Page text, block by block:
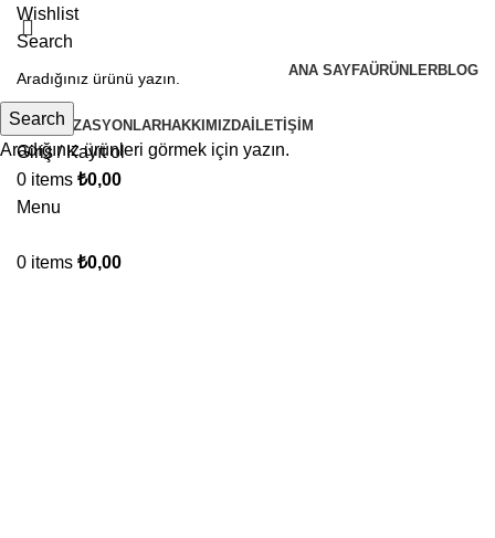
Wishlist
Search
ANA SAYFAÜRÜNLERBLOG
ORGANIZASYONLARHAKKIMIZDA İLETIŞIM
Giriş / Kayıt ol
0 items ₺0,00
Menu
0 items ₺0,00
Search
Aradığınız ürünleri görmek için yazın.